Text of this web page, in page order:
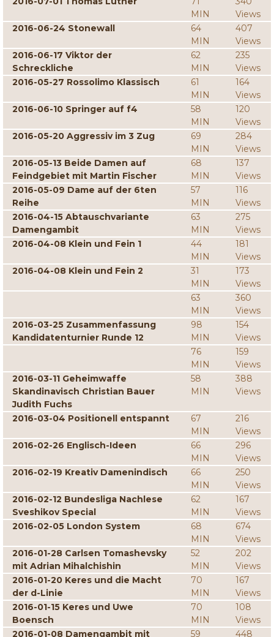
MIN
Views
2016-06-24 Stonewall
64
MIN
407
Views
2016-06-17 Viktor der
Schreckliche
62
MIN
235
Views
2016-05-27 Rossolimo Klassisch
61
MIN
164
Views
2016-06-10 Springer auf f4
58
MIN
120
Views
2016-05-20 Aggressiv im 3 Zug
69
MIN
284
Views
2016-05-13 Beide Damen auf
Feindgebiet mit Martin Fischer
68
MIN
137
Views
2016-05-09 Dame auf der 6ten
Reihe
57
MIN
116
Views
2016-04-15 Abtauschvariante
Damengambit
63
MIN
275
Views
2016-04-08 Klein und Fein 1
44
MIN
181
Views
2016-04-08 Klein und Fein 2
31
MIN
173
Views
63
MIN
360
Views
2016-03-25 Zusammenfassung
Kandidatenturnier Runde 12
98
MIN
154
Views
76
MIN
159
Views
2016-03-11 Geheimwaffe
Skandinavisch Christian Bauer
Judith Fuchs
58
MIN
388
Views
2016-03-04 Positionell entspannt
67
MIN
216
Views
2016-02-26 Englisch-Ideen
66
MIN
296
Views
2016-02-19 Kreativ Damenindisch
66
MIN
250
Views
2016-02-12 Bundesliga Nachlese
Sveshikov Special
62
MIN
167
Views
2016-02-05 London System
68
MIN
674
Views
2016-01-28 Carlsen Tomashevsky
mit Adrian Mihalchishin
52
MIN
202
Views
2016-01-20 Keres und die Macht
der d-Linie
70
MIN
167
Views
2016-01-15 Keres und Uwe
Boensch
70
MIN
108
Views
2016-01-08 Damengambit mit
59 448